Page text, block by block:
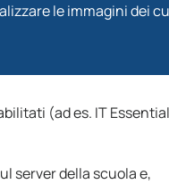
le immagini dei
(ad es. IT
server della scuola e,